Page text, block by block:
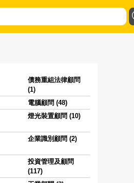
債務重組法律顧問
(1)
電腦顧問 (48)
燈光裝置顧問 (10)
企業識別顧問 (2)
投資管理及顧問
(117)